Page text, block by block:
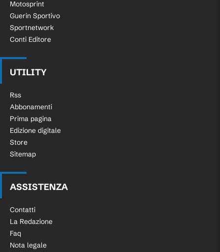
Motosprint
Guerin Sportivo
Sportnetwork
Conti Editore
UTILITY
Rss
Abbonamenti
Prima pagina
Edizione digitale
Store
Sitemap
ASSISTENZA
Contatti
La Redazione
Faq
Nota legale